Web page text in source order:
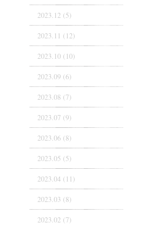
2023.12 (5)
2023.11 (12)
2023.10 (10)
2023.09 (6)
2023.08 (7)
2023.07 (9)
2023.06 (8)
2023.05 (5)
2023.04 (11)
2023.03 (8)
2023.02 (7)